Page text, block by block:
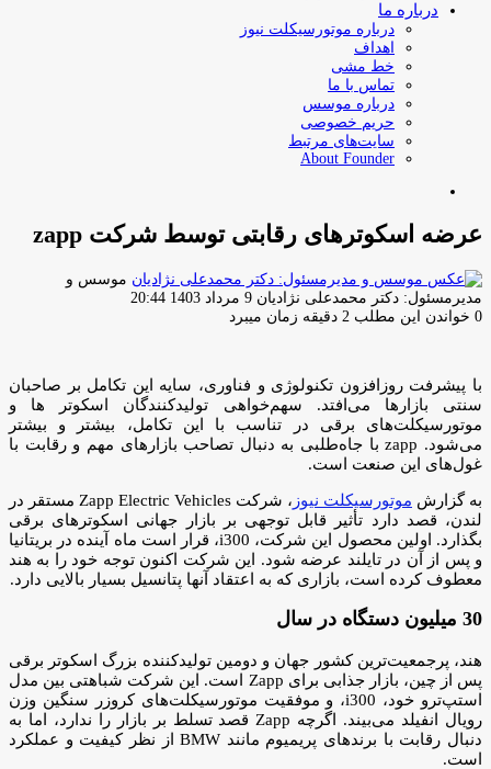
درباره ما
درباره موتورسیکلت نیوز
اهداف
خط مشی
تماس با ما
درباره موسس
حریم خصوصی
سایت‌های مرتبط
About Founder
عرضه اسکوترهای رقابتی توسط شرکت zapp
موسس و
مدیرمسئول: دکتر محمدعلی نژادیان ارسال
ایمیل
9 مرداد 1403 20:44
0 خواندن این مطلب 2 دقیقه زمان میبرد
با پیشرفت روزافزون تکنولوژی و فناوری، سایه این تکامل بر صاحبان
سنتی بازارها می‌افتد. سهم‌خواهی تولیدکنندگان اسکوتر ها و
موتورسیکلت‌های برقی در تناسب با این تکامل، بیشتر و بیشتر
می‌شود. zapp با جاه‌طلبی به دنبال تصاحب بازارهای مهم و رقابت با
غول‌های این صنعت است.
به گزارش موتورسیکلت نیوز
، شرکت Zapp Electric Vehicles مستقر در
لندن، قصد دارد تأثیر قابل توجهی بر بازار جهانی اسکوتر‌های برقی
بگذارد. اولین محصول این شرکت، i300، قرار است ماه آینده در بریتانیا
و پس از آن در تایلند عرضه شود. این شرکت اکنون توجه خود را به هند
معطوف کرده است، بازاری که به اعتقاد آنها پتانسیل بسیار بالایی دارد.
30 میلیون دستگاه در سال
هند، پرجمعیت‌ترین کشور جهان و دومین تولیدکننده بزرگ اسکوتر برقی
پس از چین، بازار جذابی برای Zapp است. این شرکت شباهتی بین مدل
استپ‌ترو خود، i300، و موفقیت موتورسیکلت‌های کروزر سنگین وزن
رویال انفیلد می‌بیند. اگرچه Zapp قصد تسلط بر بازار را ندارد، اما به
دنبال رقابت با برندهای پریمیوم مانند BMW از نظر کیفیت و عملکرد
است.